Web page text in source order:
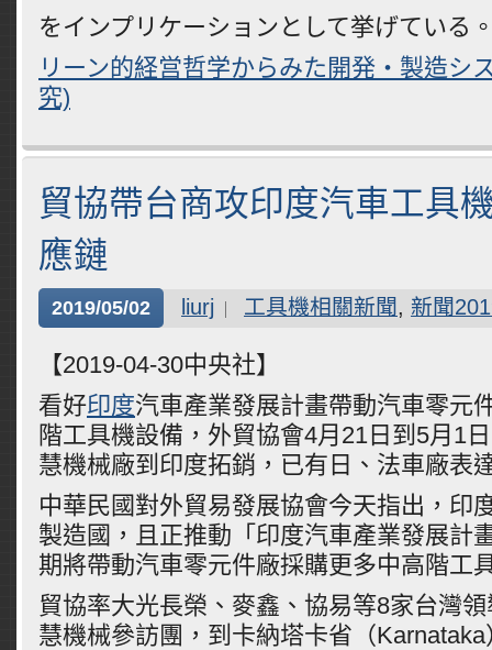
をインフ ゚リケーションとして挙けている
リーン的経営哲学からみた開発・製造シ
究)
貿協帶台商攻印度汽車工具
應鏈
2019/05/02 liurj 工具機相關新聞, 新聞
【2019-04-30中央社】
看好印度汽車產業發展計畫帶動汽車零元
階工具機設備，外貿協會4月21日到5月1
慧機械廠到印度拓銷，已有日、法車廠表
中華民國對外貿易發展協會今天指出，印
製造國，且正推動「印度汽車產業發展計
期將帶動汽車零元件廠採購更多中高階工
貿協率大光長榮、麥鑫、協易等8家台灣
慧機械參訪團，到卡納塔卡省（